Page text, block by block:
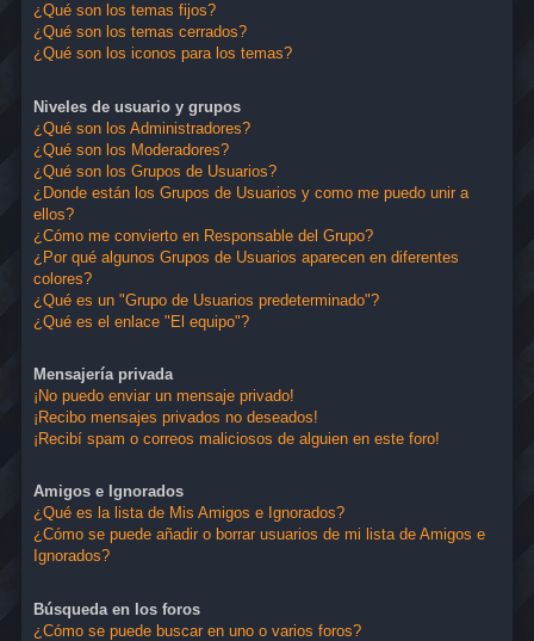
¿Qué son los temas fijos?
¿Qué son los temas cerrados?
¿Qué son los iconos para los temas?
Niveles de usuario y grupos
¿Qué son los Administradores?
¿Qué son los Moderadores?
¿Qué son los Grupos de Usuarios?
¿Donde están los Grupos de Usuarios y como me puedo unir a
ellos?
¿Cómo me convierto en Responsable del Grupo?
¿Por qué algunos Grupos de Usuarios aparecen en diferentes
colores?
¿Qué es un "Grupo de Usuarios predeterminado"?
¿Qué es el enlace "El equipo"?
Mensajería privada
¡No puedo enviar un mensaje privado!
¡Recibo mensajes privados no deseados!
¡Recibí spam o correos maliciosos de alguien en este foro!
Amigos e Ignorados
¿Qué es la lista de Mis Amigos e Ignorados?
¿Cómo se puede añadir o borrar usuarios de mi lista de Amigos e
Ignorados?
Búsqueda en los foros
¿Cómo se puede buscar en uno o varios foros?